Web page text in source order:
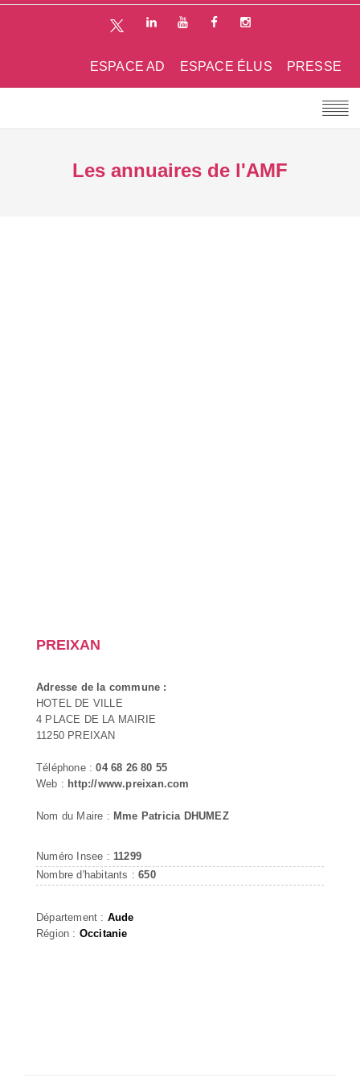
PRESSE
ESPACE ÉLUS
ESPACE AD
Les annuaires de l'AMF
PREIXAN
Adresse de la commune :
HOTEL DE VILLE
4 PLACE DE LA MAIRIE
11250 PREIXAN
Téléphone :04 68 26 80 55
Web : http://www.preixan.com
Nom du Maire : Mme Patricia DHUMEZ
Numéro Insee : 11299
Nombre d'habitants :650
Département : Aude
Région : Occitanie